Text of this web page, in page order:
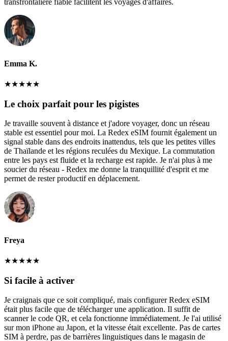
transfrontalière fiable facilitent les voyages d'affaires.
Emma K.
★★★★★
Le choix parfait pour les pigistes
Je travaille souvent à distance et j'adore voyager, donc un réseau
stable est essentiel pour moi. La Redex eSIM fournit également un
signal stable dans des endroits inattendus, tels que les petites villes
de Thaïlande et les régions reculées du Mexique. La commutation
entre les pays est fluide et la recharge est rapide. Je n'ai plus à me
soucier du réseau - Redex me donne la tranquillité d'esprit et me
permet de rester productif en déplacement.
Freya
★★★★★
Si facile à activer
Je craignais que ce soit compliqué, mais configurer Redex eSIM
était plus facile que de télécharger une application. Il suffit de
scanner le code QR, et cela fonctionne immédiatement. Je l'ai utilisé
sur mon iPhone au Japon, et la vitesse était excellente. Pas de cartes
SIM à perdre, pas de barrières linguistiques dans le magasin de